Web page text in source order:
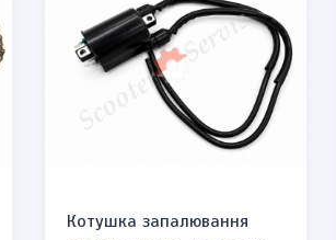
Котушка запалювання